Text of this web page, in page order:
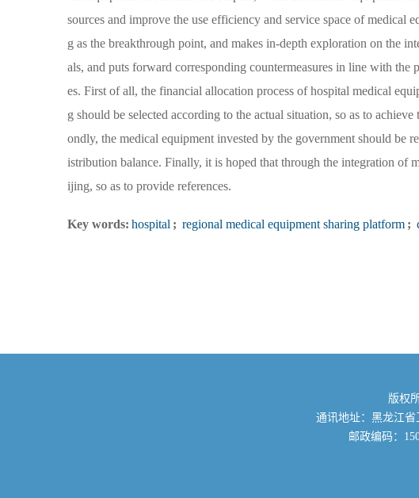
sources and improve the use efficiency and service space of medical
g as the breakthrough point, and makes in-depth exploration on the
als, and puts forward corresponding countermeasures in line with
es. First of all, the financial allocation process of hospital medical
g should be selected according to the actual situation, so as to
ondly, the medical equipment invested by the government should be
istribution balance. Finally, it is hoped that through the integration of
ijing, so as to provide references.
Key words: hospital ; regional medical equipment sharing platform ;
版权
通讯地址：黑龙江省
邮政编码：